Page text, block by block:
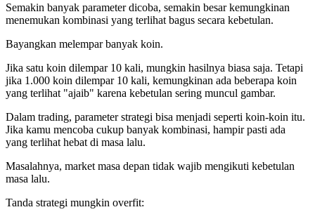
Semakin banyak parameter dicoba, semakin besar kemungkinan
menemukan kombinasi yang terlihat bagus secara kebetulan.
Bayangkan melempar banyak koin.
Jika satu koin dilempar 10 kali, mungkin hasilnya biasa saja. Tetapi
jika 1.000 koin dilempar 10 kali, kemungkinan ada beberapa koin
yang terlihat "ajaib" karena kebetulan sering muncul gambar.
Dalam trading, parameter strategi bisa menjadi seperti koin-koin itu.
Jika kamu mencoba cukup banyak kombinasi, hampir pasti ada
yang terlihat hebat di masa lalu.
Masalahnya, market masa depan tidak wajib mengikuti kebetulan
masa lalu.
Tanda strategi mungkin overfit: